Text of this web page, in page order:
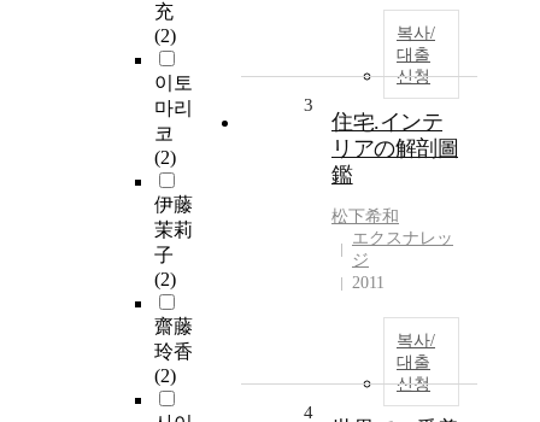
充
(2)
이토
마리
코
(2)
伊藤
茉莉
子
(2)
齋藤
玲香
(2)
복사/
대출
신청
3
住宅.インテ
リアの解剖圖
鑑
松下希和
エクスナレッ
ジ
2011
복사/
대출
신청
4